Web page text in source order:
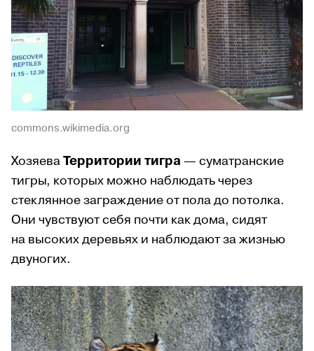
commons.wikimedia.org
ХозяеваТерритории тигра — суматранские
тигры, которых можно наблюдать через
стеклянное заграждение от пола до потолка.
Они чувствуют себя почти как дома, сидят
на высоких деревьях и наблюдают за жизнью
двуногих.